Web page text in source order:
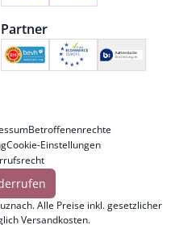
Partner
Betroffenenrechte
Cookie-Einstellungen
Alle Preise inkl. gesetzlicher
Versandkosten.